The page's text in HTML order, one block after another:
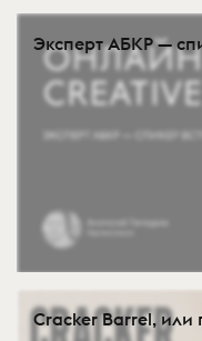
Эксперт АБКР —
Cracker Barrel, или